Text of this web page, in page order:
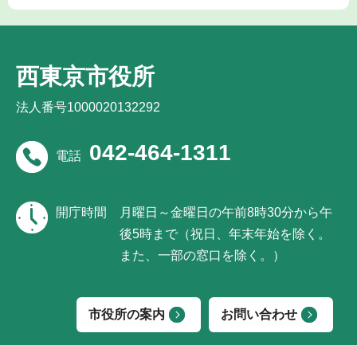
西東京市役所
法人番号1000020132292
電話 042-464-1311
開庁時間
月曜日～金曜日の午前8時30分から午
後5時まで（祝日、年末年始を除く。
また、一部の窓口を除く。）
市役所の案内 お問い合わせ